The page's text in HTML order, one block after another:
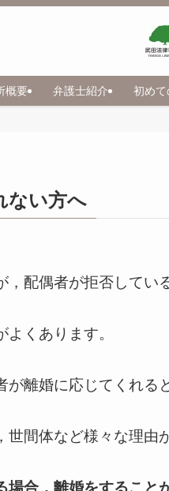
概要 弁護士紹介 初め
ない方へ
，配偶者が拒否してい
くあります。
離婚に応じてくれる
間体など様々な理由
場合，離婚をすること